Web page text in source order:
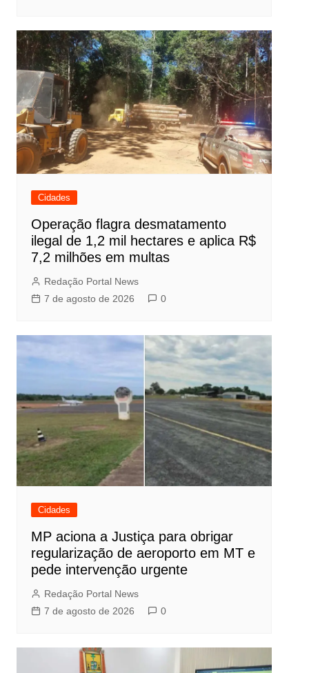
Cidades
Operação flagra desmatamento
ilegal de 1,2 mil hectares e aplica R$
7,2 milhões em multas
Redação Portal News
7 de agosto de 2026
0
Cidades
MP aciona a Justiça para obrigar
regularização de aeroporto em MT e
pede intervenção urgente
Redação Portal News
7 de agosto de 2026
0